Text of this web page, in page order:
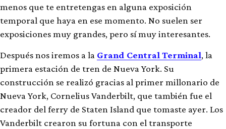
menos que te entretengas en alguna exposición
temporal que haya en ese momento. No suelen ser
exposiciones muy grandes, pero sí muy interesantes.
Después nos iremos a la Grand Central Terminal, la
primera estación de tren de Nueva York. Su
construcción se realizó gracias al primer millonario de
Nueva York, Cornelius Vanderbilt, que también fue el
creador del ferry de Staten Island que tomaste ayer. Los
Vanderbilt crearon su fortuna con el transporte